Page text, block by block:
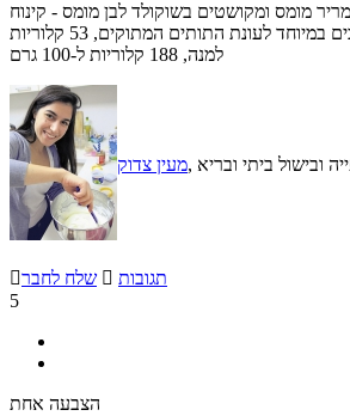
מומס ומקושטים בשוקולד לבן מומס - קינוח
מושלם ויפה שכולם אוהבים במיוחד לעונת התותים המתוקים, 53 קלוריות
למנה, 188 קלוריות ל-100 גרם
מעין צדוק ובישול ביתי ובריא
שלח לחבר  תגובות
5
הצבעה אחת